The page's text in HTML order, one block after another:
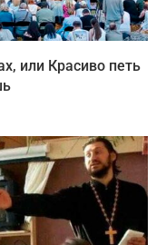
или Красиво петь